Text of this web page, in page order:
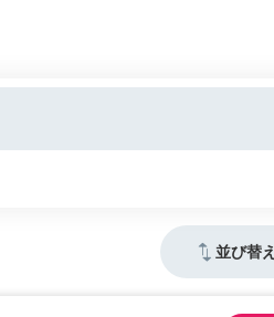
並び替え